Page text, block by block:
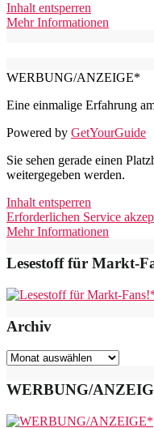
Inhalt entsperren
Mehr Informationen
WERBUNG/ANZEIGE*
Eine einmalige Erfahrung
Powered by GetYourGuide
Sie sehen gerade einen
weitergegeben werden.
Inhalt entsperren
Erforderlichen Service
Mehr Informationen
Lesestoff für Markt-
Archiv
Archiv
WERBUNG/